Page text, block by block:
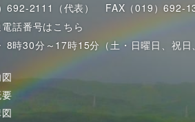
692-2111（代表）
FAX（019）692-
話番号はこちら
時30分～17時15分（土・日曜日、祝日